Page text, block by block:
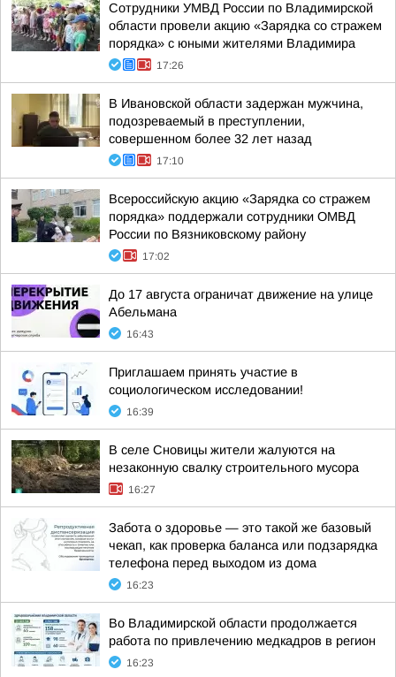
Сотрудники УМВД России по Владимирской
области провели акцию «Зарядка со стражем
порядка» с юными жителями Владимира
17:26
В Ивановской области задержан мужчина,
подозреваемый в преступлении,
совершенном более 32 лет назад
17:10
Всероссийскую акцию «Зарядка со стражем
порядка» поддержали сотрудники ОМВД
России по Вязниковскому району
17:02
До 17 августа ограничат движение на улице
Абельмана
16:43
Приглашаем принять участие в
социологическом исследовании!
16:39
В селе Сновицы жители жалуются на
незаконную свалку строительного мусора
16:27
Забота о здоровье — это такой же базовый
чекап, как проверка баланса или подзарядка
телефона перед выходом из дома
16:23
Во Владимирской области продолжается
работа по привлечению медкадров в регион
16:23